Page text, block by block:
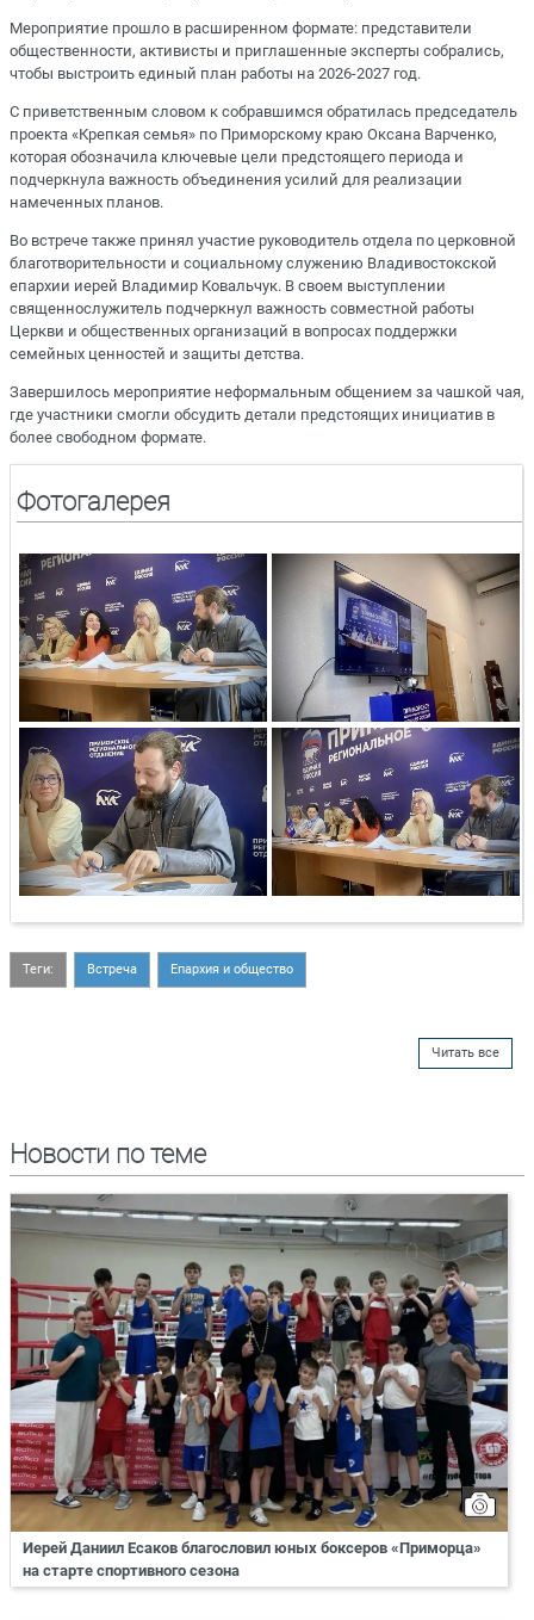
Мероприятие прошло в расширенном формате: представители
общественности, активисты и приглашенные эксперты собрались,
чтобы выстроить единый план работы на 2026-2027 год.
С приветственным словом к собравшимся обратилась председатель
проекта «Крепкая семья» по Приморскому краю Оксана Варченко,
которая обозначила ключевые цели предстоящего периода и
подчеркнула важность объединения усилий для реализации
намеченных планов.
Во встрече также принял участие руководитель отдела по церковной
благотворительности и социальному служению Владивостокской
епархии иерей Владимир Ковальчук. В своем выступлении
священнослужитель подчеркнул важность совместной работы
Церкви и общественных организаций в вопросах поддержки
семейных ценностей и защиты детства.
Завершилось мероприятие неформальным общением за чашкой чая,
где участники смогли обсудить детали предстоящих инициатив в
более свободном формате.
Фотогалерея
Теги: Встреча Епархия и общество
Читать все
Новости по теме
Иерей Даниил Есаков благословил юных боксеров «Приморца»
на старте спортивного сезона